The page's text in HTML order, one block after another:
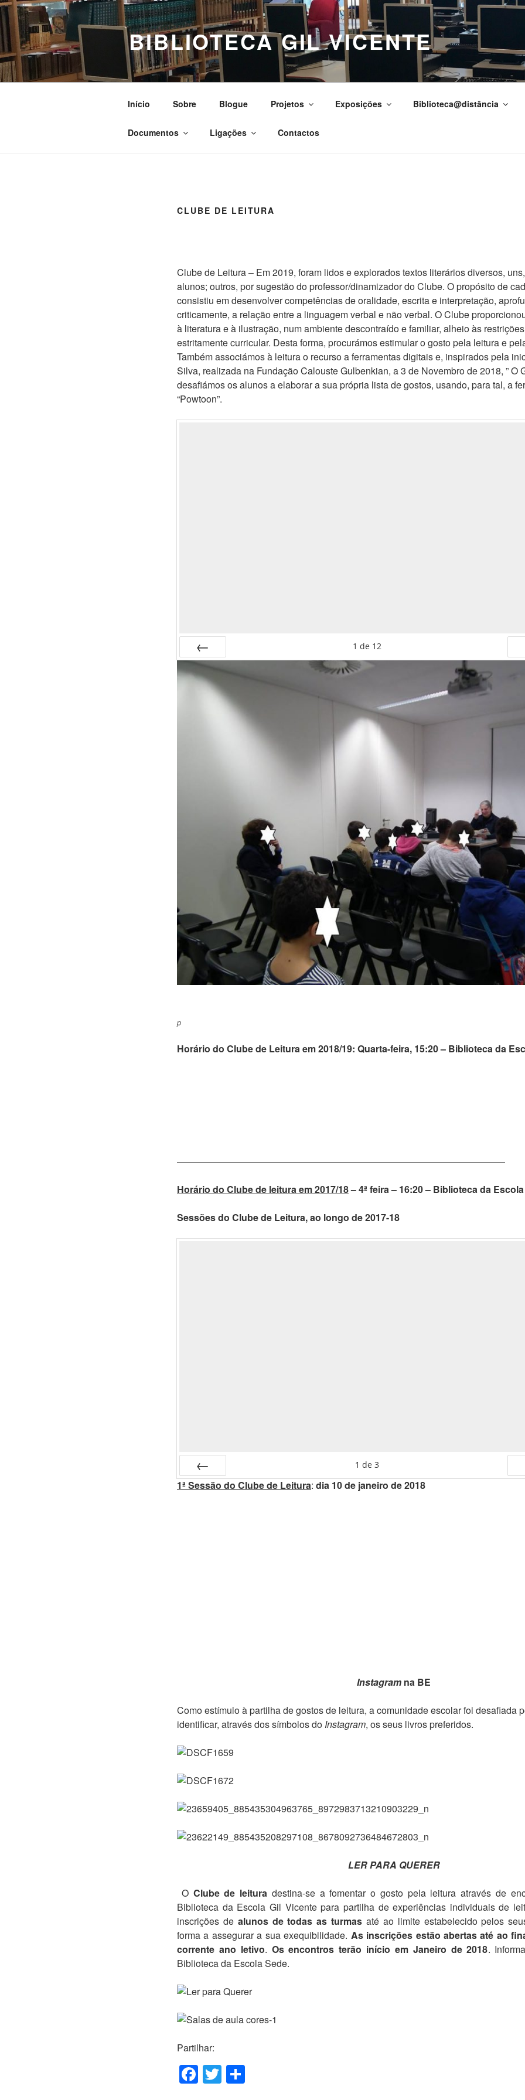
Saltar
para
o
conteúdo
BIBLIOTECA GIL VICENTE
Início Sobre Blogue Projetos Exposições Biblioteca@distância
Documentos Ligações Contactos
CLUBE DE LEITURA
Clube de Leitura – Em 2019, foram lidos e explorados textos literários diversos,
alunos; outros, por sugestão do professor/dinamizador do Clube. O propósito de
consistiu em desenvolver competências de oralidade, escrita e interpretação,
criticamente, a relação entre a linguagem verbal e não verbal. O Clube
à literatura e à ilustração, num ambiente descontraído e familiar, alheio às
estritamente curricular. Desta forma, procurámos estimular o gosto pela leitura e
Também associámos à leitura o recurso a ferramentas digitais e, inspirados pela
Silva, realizada na Fundação Calouste Gulbenkian, a 3 de Novembro de 2018, ” O
desafiámos os alunos a elaborar a sua própria lista de gostos, usando, para tal, a
“Powtoon”.
Anterior
1 de 12
p
Horário do Clube de Leitura em 2018/19: Quarta-feira, 15:20 – Biblioteca da
———————————————————————————————————
Horário do Clube de leitura em 2017/18– 4ª feira – 16:20 – Biblioteca da
Sessões do Clube de Leitura, ao longo de 2017-18
Anterior
1 de 3
1ª Sessão do Clube de Leitura: dia 10 de janeiro de 2018
Instagram na BE
Como estímulo à partilha de gostos de leitura, a comunidade escolar foi desafiada
identificar, através dos símbolos do Instagram, os seus livros preferidos.
LER PARA QUERER
O Clube de leitura destina-se a fomentar o gosto pela leitura através de
Biblioteca da Escola Gil Vicente para partilha de experiências individuais de
inscrições de alunos de todas as turmas até ao limite estabelecido pelos
forma a assegurar a sua exequibilidade. As inscrições estão abertas até ao
corrente ano letivo. Os encontros terão início em Janeiro de 2018.
Biblioteca da Escola Sede.
Partilhar:
F
a
T
wi